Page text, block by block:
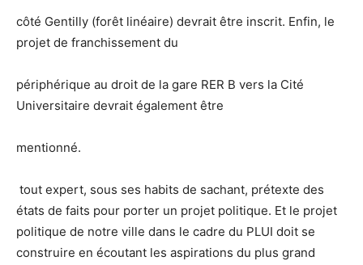
côté Gentilly (forêt linéaire) devrait être inscrit. Enfin, le
projet de franchissement du
périphérique au droit de la gare RER B vers la Cité
Universitaire devrait également être
mentionné.
tout expert, sous ses habits de sachant, prétexte des
états de faits pour porter un projet politique. Et le projet
politique de notre ville dans le cadre du PLUI doit se
construire en écoutant les aspirations du plus grand